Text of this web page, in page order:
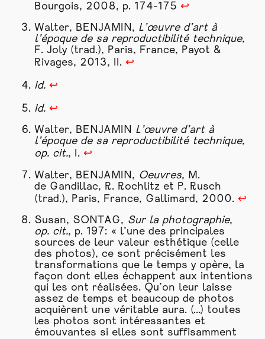
Bourgois, 2008, p. 174-175 ↩
Walter, BENJAMIN, L’œuvre d’art à
l’époque de sa reproductibilité technique,
F. Joly (trad.), Paris, France, Payot &
Rivages, 2013, II. ↩
Id. ↩
Id. ↩
Walter, BENJAMIN L’œuvre d’art à
l’époque de sa reproductibilité technique,
op. cit., I. ↩
Walter, BENJAMIN, Oeuvres, M.
de Gandillac, R. Rochlitz et P. Rusch
(trad.), Paris, France, Gallimard, 2000. ↩
Susan, SONTAG, Sur la photographie,
op. cit., p. 197: « l’une des principales
sources de leur valeur esthétique (celle
des photos), ce sont précisément les
transformations que le temps y opère, la
façon dont elles échappent aux intentions
qui les ont réalisées. Qu’on leur laisse
assez de temps et beaucoup de photos
acquièrent une véritable aura. (…) toutes
les photos sont intéressantes et
émouvantes si elles sont suffisamment